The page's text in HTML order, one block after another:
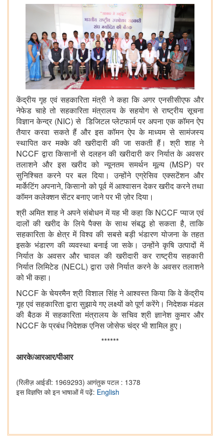
केंद्रीय गृह एवं सहकारिता मंत्री ने कहा कि अगर एनसीसीएफ और
नेफेड चाहे तो सहकारिता मंत्रालय के सहयोग से राष्ट्रीय सूचना
विज्ञान केन्द्र (NIC) से डिजिटल प्लेटफार्म पर अपना एक कॉमन ऐप
तैयार करवा सकते हैं और इस कॉमन ऐप के माध्यम से सामंजस्य
स्थापित कर मक्के की खरीदारी की जा सकती हैं। श्री शाह ने
NCCF द्वारा किसानों से दलहन की खरीदारी कर निर्यात के अवसर
तलाशने और इस खरीद को न्यूनतम समर्थन मूल्य (MSP) पर
सुनिश्चित करने पर बल दिया। उन्होंने एग्रेसिव एक्सटेंशन और
मार्केटिंग अपनाने, किसानो को पूर्व में आश्वासन देकर खरीद करने तथा
कॉमन कलेक्शन सेंटर बनाए जाने पर भी ज़ोर दिया।
श्री अमित शाह ने अपने संबोधन में यह भी कहा कि NCCF प्याज एवं
दालों की खरीद के लिये पैक्स के साथ संबद्ध हो सकता है, ताकि
सहकारिता के क्षेत्र में विश्व की सबसे बड़ी भंडारण योजना के तहत
इसके भंडारण की व्यवस्था बनाई जा सके। उन्होंने कृषि उत्पादों में
निर्यात के अवसर और चावल की खरीदारी कर राष्ट्रीय सहकारी
निर्यात लिमिटेड (NECL) द्वारा उसे निर्यात करने के अवसर तलाशने
को भी कहा।
NCCF के चेयरमैन श्री विशाल सिंह ने आश्वस्त किया कि वे केंद्रीय
गृह एवं सहकारिता द्वारा सुझाये गए लक्ष्यों को पूर्ण करेंगे। निदेशक मंडल
की बैठक में सहकारिता मंत्रालय के सचिव श्री ज्ञानेश कुमार और
NCCF के प्रबंध निदेशक एनिस जोसेफ चंद्र भी शामिल हुए।
******
आरके/आरआर/पीआर
(रिलीज़ आईडी: 1969293) आगंतुक पटल : 1378
इस विज्ञप्ति को इन भाषाओं में पढ़ें: English